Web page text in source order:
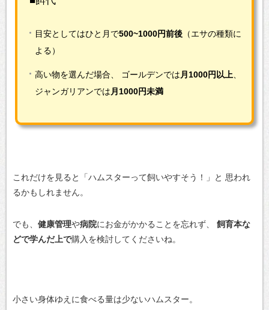
目安としてはひと月で500~1000円前後（エサの種類に
よる）
高い物を選んだ場合、 ゴールデンでは 月1000円以上
ジャンガリアンでは 月1000円未満
これだけを見ると「ハムスターって飼いやすそう！」と 思われ
るかもしれません。
でも、 健康管理や病院にお金がかかることを忘れず、
飼育本な
どで学んだ上で購入を検討してくださいね。
小さい身体ゆえに食べる量は少ないハムスター。